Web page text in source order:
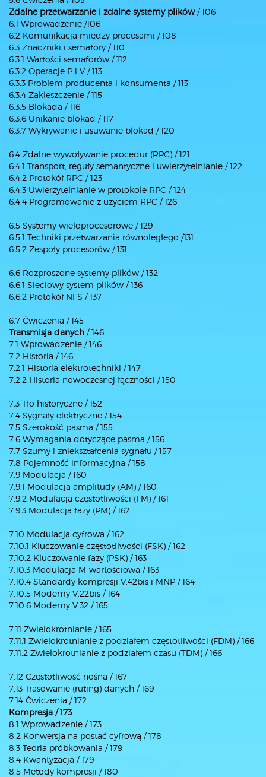
Zdalne przetwarzanie i zdalne systemy plików/ 106
6.1 Wprowadzenie /106
6.2 Komunikacja między procesami / 108
6.3 Znaczniki i semafory / 110
6.3.1 Wartości semaforów / 112
6.3.2 Operacje P i V / 113
6.3.3 Problem producenta i konsumenta / 113
6.3.4 Zakleszczenie / 115
6.3.5 Blokada / 116
6.3.6 Unikanie blokad / 117
6.3.7 Wykrywanie i usuwanie blokad / 120
6.4 Zdalne wywoływanie procedur (RPC) / 121
6.4.1 Transport, reguły semantyczne i uwierzytelnianie / 122
6.4.2 Protokół RPC / 123
6.4.3 Uwierzytelnianie w protokole RPC / 124
6.4.4 Programowanie z użyciem RPC / 126
6.5 Systemy wieloprocesorowe / 129
6.5.1 Techniki przetwarzania równoległego /131
6.5.2 Zespoły procesorów / 131
6.6 Rozproszone systemy plików / 132
6.6.1 Sieciowy system plików / 136
6.6.2 Protokół NFS / 137
6.7 Ćwiczenia / 145
Transmisja danych / 146
7.1 Wprowadzenie / 146
7.2 Historia / 146
7.2.1 Historia elektrotechniki / 147
7.2.2 Historia nowoczesnej łączności / 150
7.3 Tło historyczne / 152
7.4 Sygnały elektryczne / 154
7.5 Szerokość pasma / 155
7.6 Wymagania dotyczące pasma / 156
7.7 Szumy i zniekształcenia sygnału / 157
7.8 Pojemność informacyjna / 158
7.9 Modulacja / 160
7.9.1 Modulacja amplitudy (AM) / 160
7.9.2 Modulacja częstotliwości (FM) / 161
7.9.3 Modulacja fazy (PM) / 162
7.10 Modulacja cyfrowa / 162
7.10.1 Kluczowanie częstotliwości (FSK) / 162
7.10.2 Kluczowanie fazy (PSK) / 163
7.10.3 Modulacja M-wartościowa / 163
7.10.4 Standardy kompresji V.42bis i MNP / 164
7.10.5 Modemy V.22bis / 164
7.10.6 Modemy V.32 / 165
7.11 Zwielokrotnianie / 165
7.11.1 Zwielokrotnianie z podziałem częstotliwości (FDM) / 166
7.11.2 Zwielokrotnianie z podziałem czasu (TDM) / 166
7.12 Częstotliwość nośna / 167
7.13 Trasowanie (ruting) danych / 169
7.14 Ćwiczenia / 172
Kompresja / 173
8.1 Wprowadzenie / 173
8.2 Konwersja na postać cyfrową / 178
8.3 Teoria próbkowania / 179
8.4 Kwantyzacja / 179
8.5 Metody kompresji / 180